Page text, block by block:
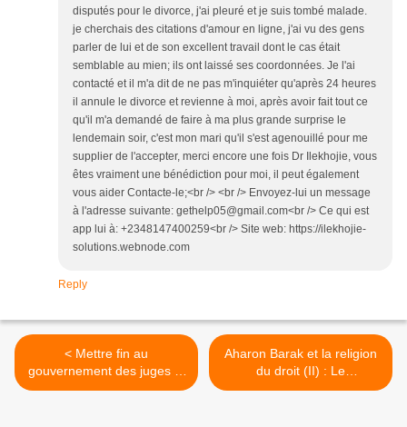
disputés pour le divorce, j'ai pleuré et je suis tombé malade.
je cherchais des citations d'amour en ligne, j'ai vu des gens
parler de lui et de son excellent travail dont le cas était
semblable au mien; ils ont laissé ses coordonnées. Je l'ai
contacté et il m'a dit de ne pas m'inquiéter qu'après 24 heures
il annule le divorce et revienne à moi, après avoir fait tout ce
qu'il m'a demandé de faire à ma plus grande surprise le
lendemain soir, c'est mon mari qu'il s'est agenouillé pour me
supplier de l'accepter, merci encore une fois Dr Ilekhojie, vous
êtes vraiment une bénédiction pour moi, il peut également
vous aider Contacte-le;<br /> <br /> Envoyez-lui un message
à l'adresse suivante: gethelp05@gmail.com<br /> Ce qui est
app lui à: +2348147400259<br /> Site web: https://ilekhojie-
solutions.webnode.com
Reply
< Mettre fin au
gouvernement des juges et
rendre le pouvoir au peuple
Aharon Barak et la religion
du droit (II) : Le
fondamentalisme juridique